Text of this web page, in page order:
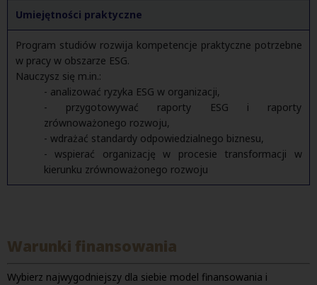
Umiejętności praktyczne
Program studiów rozwija kompetencje praktyczne potrzebne
w pracy w obszarze ESG.
Nauczysz się m.in.:
- analizować ryzyka ESG w organizacji,
- przygotowywać raporty ESG i raporty
zrównoważonego rozwoju,
- wdrażać standardy odpowiedzialnego biznesu,
- wspierać organizację w procesie transformacji w
kierunku zrównoważonego rozwoju
Warunki finansowania
Wybierz najwygodniejszy dla siebie model finansowania i